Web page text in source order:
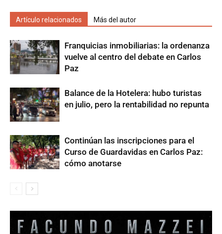
Artículo relacionados Más del autor
Franquicias inmobiliarias: la ordenanza
vuelve al centro del debate en Carlos
Paz
Balance de la Hotelera: hubo turistas
en julio, pero la rentabilidad no repunta
Continúan las inscripciones para el
Curso de Guardavidas en Carlos Paz:
cómo anotarse